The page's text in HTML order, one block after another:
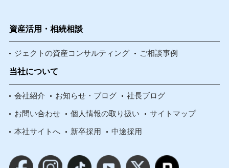
資産活用・相続相談
ジェクトの資産コンサルティング ご相談事例
当社について
会社紹介 お知らせ・ブログ 社長ブログ
お問い合わせ 個人情報の取り扱い サイトマップ
本社サイトへ 新卒採用 中途採用